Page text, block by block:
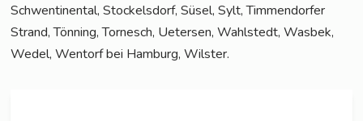
Schwen­ti­nen­tal, Sto­ckels­dorf, Süsel, Sylt, Tim­men­dor­fer
Strand, Tön­ning, Tor­nesch, Ueter­sen, Wahl­stedt, Was­bek,
Wedel, Wen­torf bei Ham­burg, Wilster.